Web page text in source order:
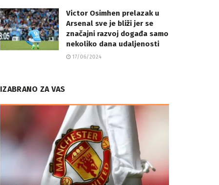
Victor Osimhen prelazak u
Arsenal sve je bliži jer se
značajni razvoj događa samo
nekoliko dana udaljenosti
17/06/2024
IZABRANO ZA VAS